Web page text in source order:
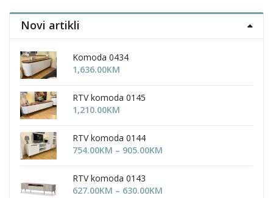
Novi artikli
Komoda 0434
1,636.00KM
RTV komoda 0145
1,210.00KM
RTV komoda 0144
754.00KM – 905.00KM
RTV komoda 0143
627.00KM – 630.00KM